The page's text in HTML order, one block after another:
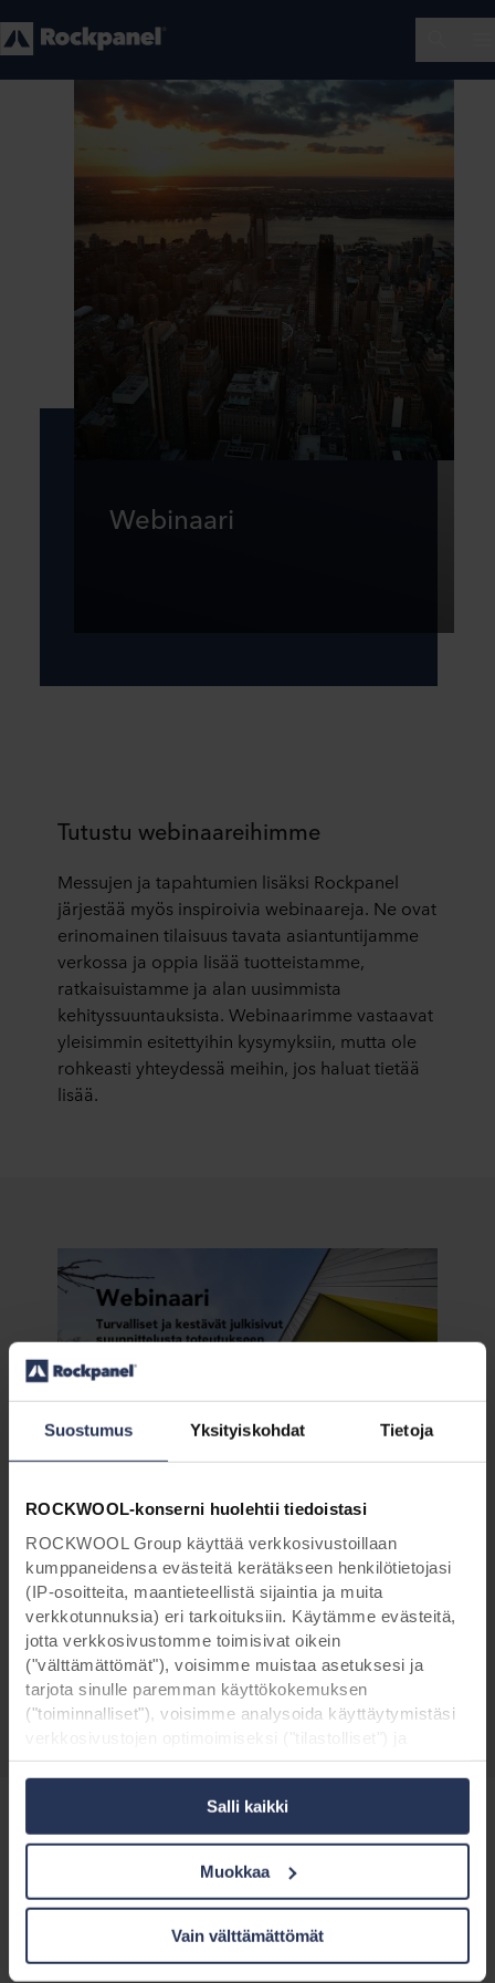
Suostumus Yksityiskohdat Tietoja
ROCKWOOL-konserni huolehtii tiedoistasi
ROCKWOOL Group käyttää verkkosivustoillaan
kumppaneidensa evästeitä kerätäkseen henkilötietojasi
(IP-osoitteita, maantieteellistä sijaintia ja muita
verkkotunnuksia) eri tarkoituksiin. Käytämme evästeitä,
jotta verkkosivustomme toimisivat oikein
("välttämättömät"), voisimme muistaa asetuksesi ja
tarjota sinulle paremman käyttökokemuksen
("toiminnalliset"), voisimme analysoida käyttäytymistäsi
kohdistaaksemme sisältömme ja mainoksemme
sosiaalisessa mediassa sekä ulkoisissa
verkkosivustoissa perustuen käyttäytymiseesi
verkkosivustoillamme ("markkinointi"). Tietoja
sosiaalisen median, mainonta- ja
analysointikumppaneillemme. Kumppanimme voivat
yhdistää nämä tiedot muihin tietoihin, jotka heille on
aikaisemmin annettu tai jotka he ovat keränneet
Salli kaikki
Muokkaa
Vain välttämättömät
Webinaari
Tutustu webinaareihimme
Messujen ja tapahtumien lisäksi Rockpanel
järjestää myös inspiroivia webinaareja. Ne ovat
erinomainen tilaisuus tavata asiantuntijamme
verkossa ja oppia lisää tuotteistamme,
ratkaisuistamme ja alan uusimmista
kehityssuuntauksista. Webinaarimme vastaavat
yleisimmin esitettyihin kysymyksiin, mutta ole
rohkeasti yhteydessä meihin, jos haluat tietää
lisää.
Rockpanel Webinaarista uusia ideoita julkisivujen muotoiluun
Webinaari
Rockpanel Webinaarista uusia ideoita
julkisivujen muotoiluun
Lue lisää